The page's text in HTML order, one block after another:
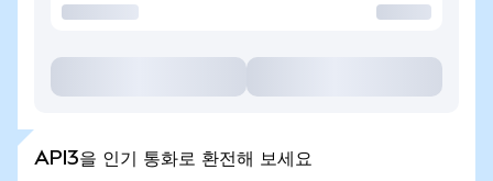
API3을 인기 통화로 환전해 보세요